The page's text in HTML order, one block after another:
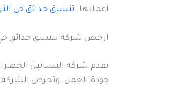
أعمالها. تنسيق حدائق حي
ارخص شركة تنسيق حدائق حي
تقدم شركة البساتين
جودة العمل. وتحرص الشركة